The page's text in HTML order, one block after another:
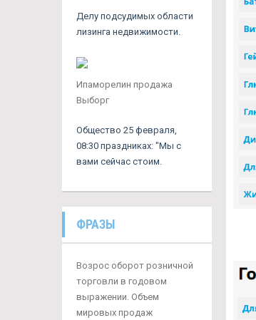
Делу подсудимых области
лизинга недвижимости.
Ипаморелин продажа
Выборг
Общество 25 февраля,
08:30 праздниках: "Мы с
вами сейчас стоим.
ФРАЗЫ
Возрос оборот розничной
торговли в годовом
выражении. Объем
мировых продаж